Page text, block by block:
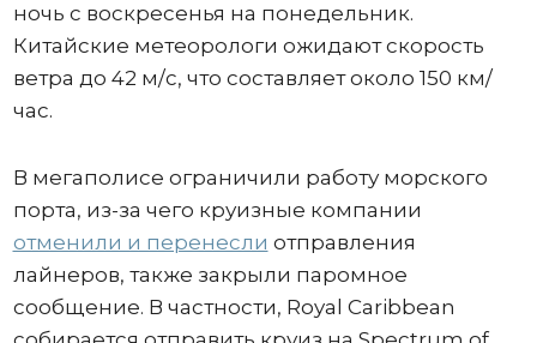
ночь с воскресенья на понедельник.
Китайские метеорологи ожидают скорость
ветра до 42 м/с, что составляет около 150 км/
час.
В мегаполисе ограничили работу морского
порта, из-за чего круизные компании
отменили и перенесли отправления
лайнеров, также закрыли паромное
сообщение. В частности, Royal Caribbean